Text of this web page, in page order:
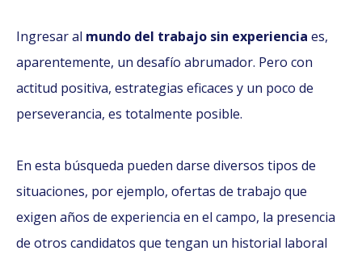
Ingresar al mundo del trabajo sin experiencia es,
aparentemente, un desafío abrumador. Pero con
actitud positiva, estrategias eficaces y un poco de
perseverancia, es totalmente posible.
En esta búsqueda pueden darse diversos tipos de
situaciones, por ejemplo, ofertas de trabajo que
exigen años de experiencia en el campo, la presencia
de otros candidatos que tengan un historial laboral